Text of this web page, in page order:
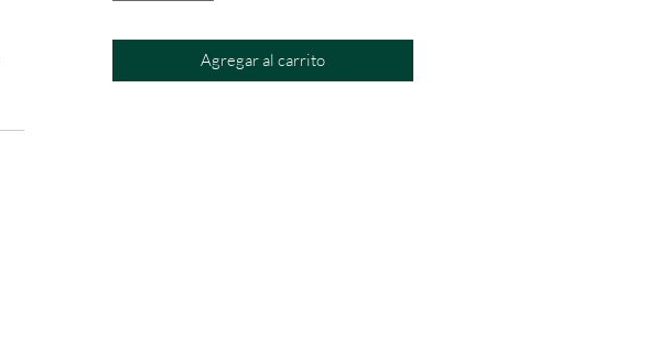
Agregar al carrito